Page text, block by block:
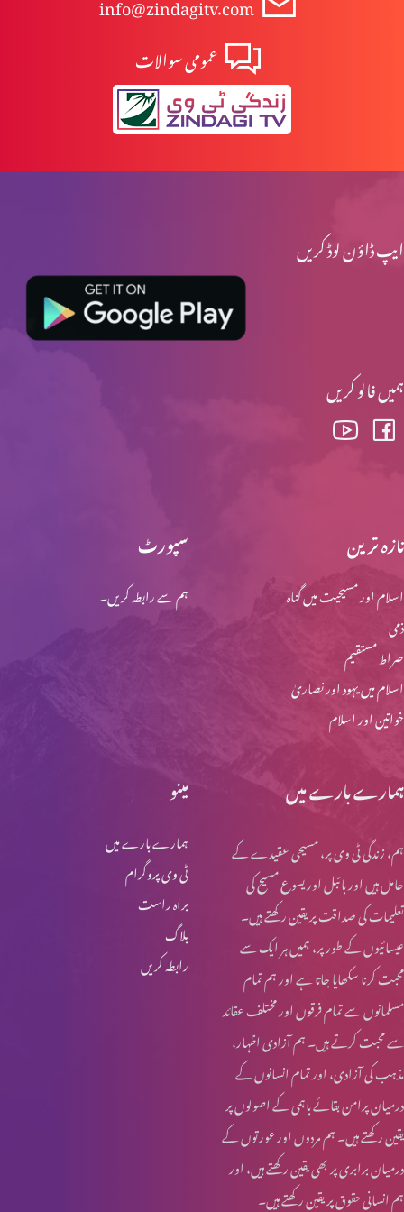
عمومی سوالات
ایپ ڈاؤن لوڈ کریں
ہمیں فالو کریں
سپورٹ
ہم سے رابطہ کریں۔
تازہ ترین
اسلام اور مسیحیت میں گناہ
ذمی
صراط مستقیم
اسلام میں یہود اور نصاریٰ
خواتین اور اسلام
مینو
ہمارے بارے میں
ٹی وی پروگرام
براہ راست
بلاگ
رابطہ کریں
ہمارے بارے میں
ہم، زندگی ٹی وی پر، مسیحی عقیدے کے
حامل ہیں اور بائبل اور یسوع مسیح کی
تعلیمات کی صداقت پر یقین رکھتے ہیں۔
عیسائیوں کے طور پر، ہمیں ہر ایک سے
محبت کرنا سکھایا جاتا ہے اور ہم تمام
مسلمانوں سے تمام فرقوں اور مختلف عقائد
سے محبت کرتے ہیں۔ ہم آزادی اظہار،
مذہب کی آزادی، اور تمام انسانوں کے
درمیان پرامن بقائے باہمی کے اصولوں پر
یقین رکھتے ہیں۔ ہم مردوں اور عورتوں کے
درمیان برابری پر بھی یقین رکھتے ہیں، اور
ہم انسانی حقوق پر یقین رکھتے ہیں۔